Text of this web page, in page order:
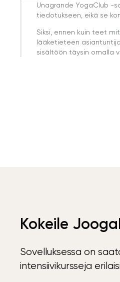
Unagrande YogaClub -
tiedotukseen, eikä se
Siksi, ennen kuin teet
lääketieteen
sisältöön täysin omalla
Kokeile
Sovelluksessa on
intensiivikursseja